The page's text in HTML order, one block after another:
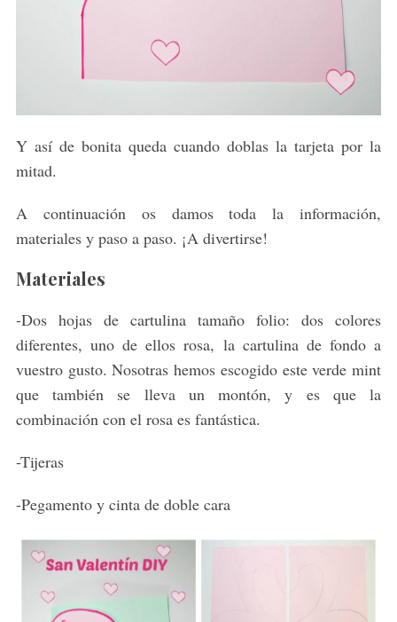
Y así de bonita queda cuando doblas la tarjeta por la
mitad.
A continuación os damos toda la información,
materiales y paso a paso. ¡A divertirse!
Materiales
-Dos hojas de cartulina tamaño folio: dos colores
diferentes, uno de ellos rosa, la cartulina de fondo a
vuestro gusto. Nosotras hemos escogido este verde mint
que también se lleva un montón, y es que la
combinación con el rosa es fantástica.
-Tijeras
-Pegamento y cinta de doble cara